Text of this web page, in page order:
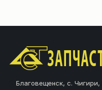
Благовещенск, с.